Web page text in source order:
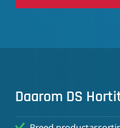
Daarom DS